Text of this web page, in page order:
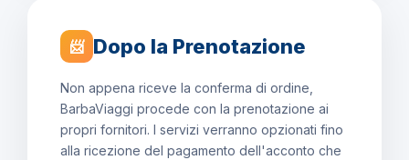
📨 Dopo la Prenotazione
Non appena riceve la conferma di ordine,
BarbaViaggi procede con la prenotazione ai
propri fornitori. I servizi verranno opzionati fino
alla ricezione del pagamento dell'acconto che